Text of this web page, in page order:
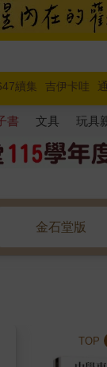
續集 吉伊卡哇
動員5 超慢跑
書 文具 玩具
金石堂版
TOP